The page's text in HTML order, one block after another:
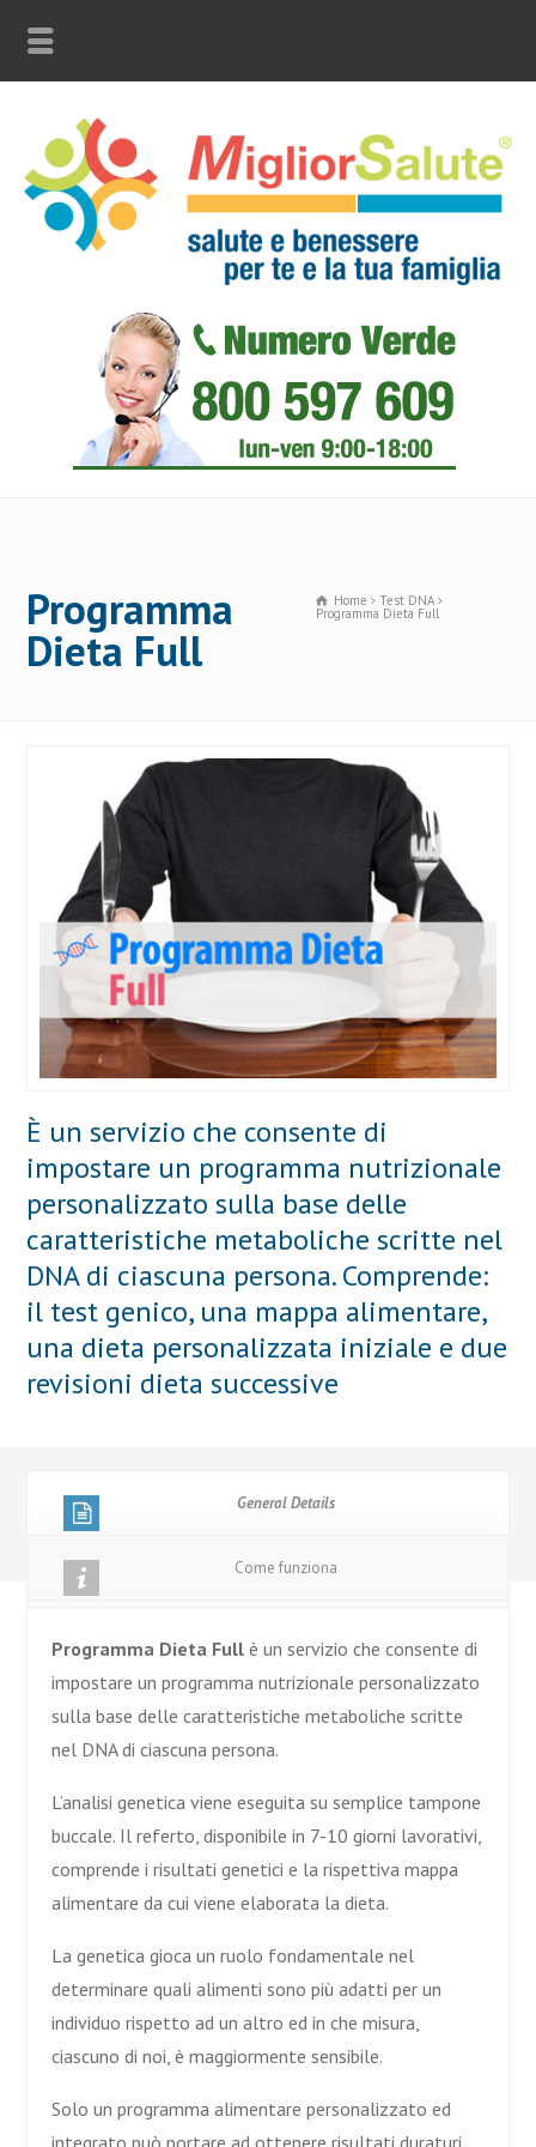
Programma
Dieta Full
Home Test DNA
Programma Dieta Full
È un servizio che consente di
impostare un programma nutrizionale
personalizzato sulla base delle
caratteristiche metaboliche scritte nel
DNA di ciascuna persona. Comprende:
il test genico, una mappa alimentare,
una dieta personalizzata iniziale e due
revisioni dieta successive
General Details
Come funziona
Programma Dieta Full è un servizio che consente di
impostare un programma nutrizionale personalizzato
sulla base delle caratteristiche metaboliche scritte
nel DNA di ciascuna persona.
L’analisi genetica viene eseguita su semplice tampone
buccale. Il referto, disponibile in 7-10 giorni lavorativi,
comprende i risultati genetici e la rispettiva mappa
alimentare da cui viene elaborata la dieta.
La genetica gioca un ruolo fondamentale nel
determinare quali alimenti sono più adatti per un
individuo rispetto ad un altro ed in che misura,
ciascuno di noi, è maggiormente sensibile.
Solo un programma alimentare personalizzato ed
integrato può portare ad ottenere risultati duraturi